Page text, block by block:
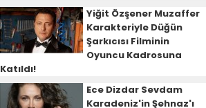
Yiğit Özşener Muzaffer
Karakteriyle Düğün
Şarkıcısı Filminin
Oyuncu Kadrosuna
Katıldı!
Ece Dizdar Sevdam
Karadeniz'in Şehnaz'ı